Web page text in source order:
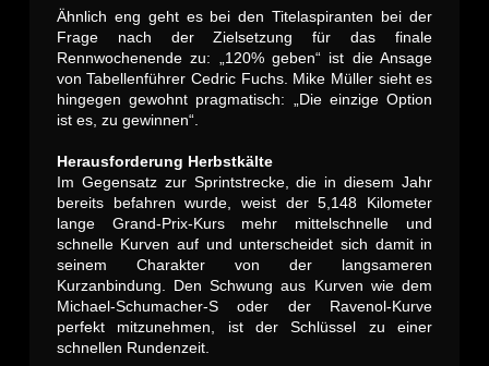
Ähnlich eng geht es bei den Titelaspiranten bei der
Frage nach der Zielsetzung für das finale
Rennwochenende zu: „120% geben“ ist die Ansage
von Tabellenführer Cedric Fuchs. Mike Müller sieht es
hingegen gewohnt pragmatisch: „Die einzige Option
ist es, zu gewinnen“.
Herausforderung Herbstkälte
Im Gegensatz zur Sprintstrecke, die in diesem Jahr
bereits befahren wurde, weist der 5,148 Kilometer
lange Grand-Prix-Kurs mehr mittelschnelle und
schnelle Kurven auf und unterscheidet sich damit in
seinem Charakter von der langsameren
Kurzanbindung. Den Schwung aus Kurven wie dem
Michael-Schumacher-S oder der Ravenol-Kurve
perfekt mitzunehmen, ist der Schlüssel zu einer
schnellen Rundenzeit.